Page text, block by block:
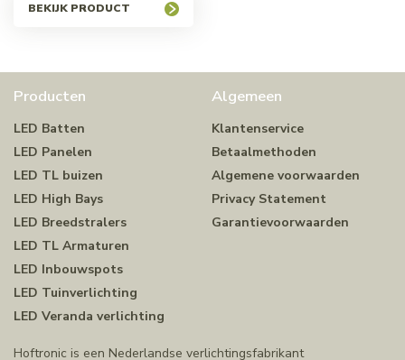
BEKIJK PRODUCT
Producten
LED Batten
LED Panelen
LED TL buizen
LED High Bays
LED Breedstralers
LED TL Armaturen
LED Inbouwspots
LED Tuinverlichting
LED Veranda verlichting
Algemeen
Klantenservice
Betaalmethoden
Algemene voorwaarden
Privacy Statement
Garantievoorwaarden
Hoftronic is een Nederlandse verlichtingsfabrikant